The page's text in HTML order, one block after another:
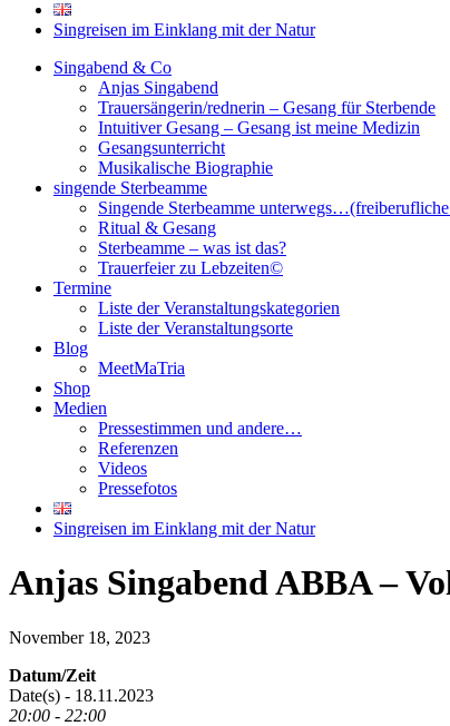
Singreisen im Einklang mit der Natur
Singabend & Co
Anjas Singabend
Trauersängerin/rednerin – Gesang für Sterbende
Intuitiver Gesang – Gesang ist meine Medizin
Gesangsunterricht
Musikalische Biographie
singende Sterbeamme
Singende Sterbeamme
Ritual & Gesang
Sterbeamme – was ist das?
Trauerfeier zu Lebzeiten©
Termine
Liste der Veranstaltungskategorien
Liste der Veranstaltungsorte
Blog
MeetMaTria
Shop
Medien
Pressestimmen und andere…
Referenzen
Videos
Pressefotos
Singreisen im Einklang mit der Natur
Anjas Singabend ABBA –
November 18, 2023
Datum/Zeit
Date(s) - 18.11.2023
20:00 - 22:00